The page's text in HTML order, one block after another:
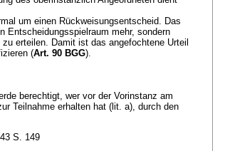
um einen Rückweisungsentscheid. Das
Entscheidungsspielraum mehr, sondern
erteilen. Damit ist das angefochtene Urteil
(Art. 90 BGG).
berechtigt, wer vor der Vorinstanz am
Teilnahme erhalten hat (lit. a), durch den
S. 149